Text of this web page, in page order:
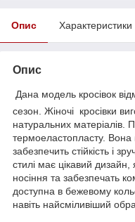
Опис Характеристики
Опис
Дана модель кросівок
сезон. Жіночі кросівки
натуральних матеріалів.
термоеластопласту. Вона
забезпечить стійкість і
стилі має цікавий
носіння та забезпечать
доступна в бежевому
навіть найсміливіший